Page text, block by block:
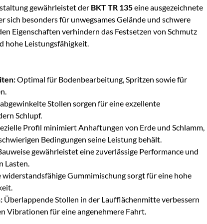
gewährleistet der BKT TR 135eine ausgezeichnete
sich besonders für unwegsames Gelände und schwere
Eigenschaften verhindern das Festsetzen von Schmutz
hohe Leistungsfähigkeit.
Optimal für Bodenbearbeitung, Spritzen sowie für
Stollen sorgen für eine exzellente
Schlupf.
Profil minimiert Anhaftungen von Erde und Schlamm,
Bedingungen seine Leistung behält.
gewährleistet eine zuverlässige Performance und
Lasten.
widerstandsfähige Gummimischung sorgt für eine hohe
Überlappende Stollen in der Laufflächenmitte verbessern
Vibrationen für eine angenehmere Fahrt.